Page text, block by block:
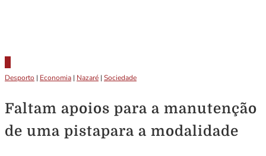
Desporto | Economia | Nazaré | Sociedade
Faltam apoios para a manutenção
de uma pistapara a modalidade